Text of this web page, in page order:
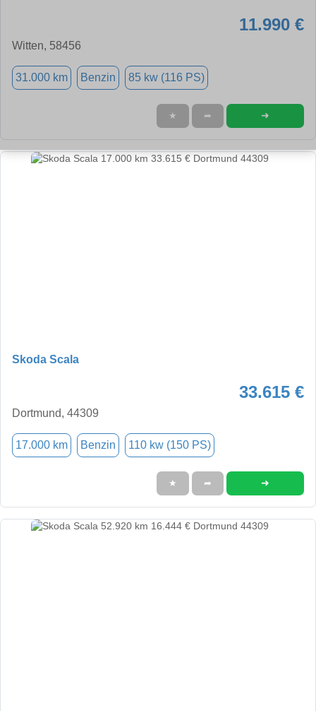
11.990 €
Witten, 58456
31.000 km Benzin 85 kw (116 PS)
★ ➦ ➜
Skoda Scala
33.615 €
Dortmund, 44309
17.000 km Benzin 110 kw (150 PS)
★ ➦ ➜